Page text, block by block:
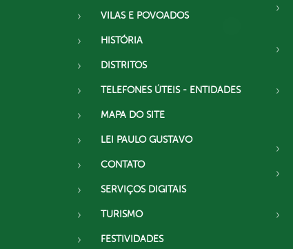
VILAS E POVOADOS
HISTÓRIA
DISTRITOS
TELEFONES ÚTEIS - ENTIDADES
MAPA DO SITE
LEI PAULO GUSTAVO
CONTATO
SERVIÇOS DIGITAIS
TURISMO
FESTIVIDADES